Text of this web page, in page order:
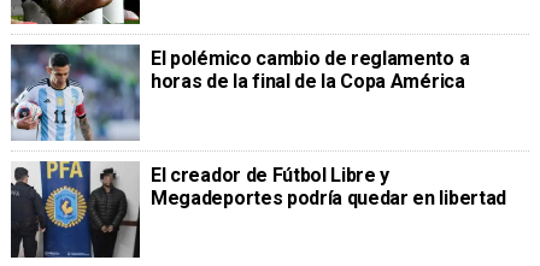
El polémico cambio de reglamento a
horas de la final de la Copa América
El creador de Fútbol Libre y
Megadeportes podría quedar en libertad